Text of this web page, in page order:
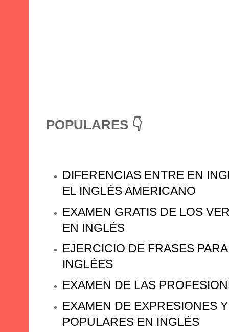
POPULARES 👇
DIFERENCIAS ENTRE EN
EL INGLÉS AMERICANO
EXAMEN GRATIS DE LOS
EN INGLÉS
EJERCICIO DE FRASES
INGLÉES
EXAMEN DE LAS
EXAMEN DE EXPRESIONES
POPULARES EN INGLÉS